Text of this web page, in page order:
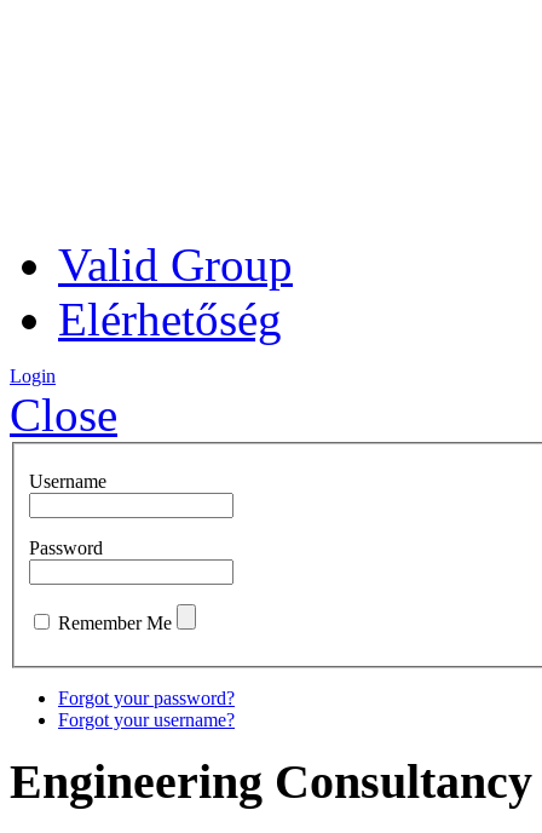
Valid Group
Elérhetőség
Login
Close
Username
Password
Remember Me
Forgot your password?
Forgot your username?
Engineering Consultancy